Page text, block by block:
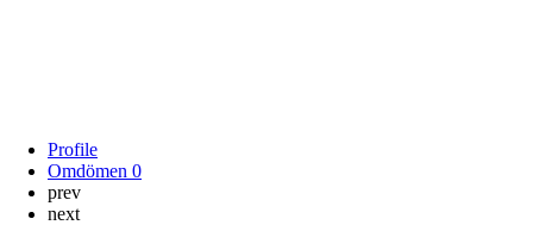
Profile
Omdömen 0
prev
next